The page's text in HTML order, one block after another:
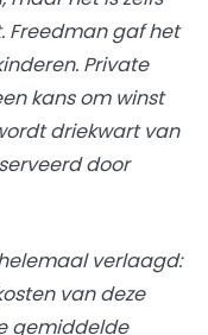
Freedman gaf het
Private
kans om winst
driekwart van
door
verlaagd:
van deze
gemiddelde